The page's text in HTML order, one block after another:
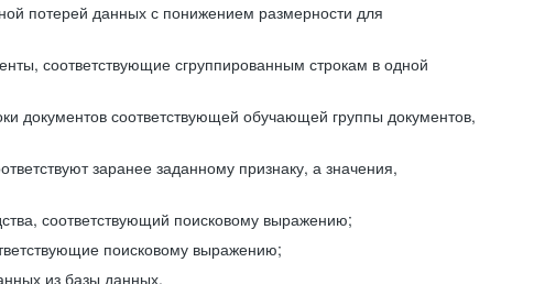
потерей данных с понижением размерности для
соответствующие сгруппированным строкам в одной
документов соответствующей обучающей группы документов,
заранее заданному признаку, а значения,
соответствующий поисковому выражению;
поисковому выражению;
из базы данных.